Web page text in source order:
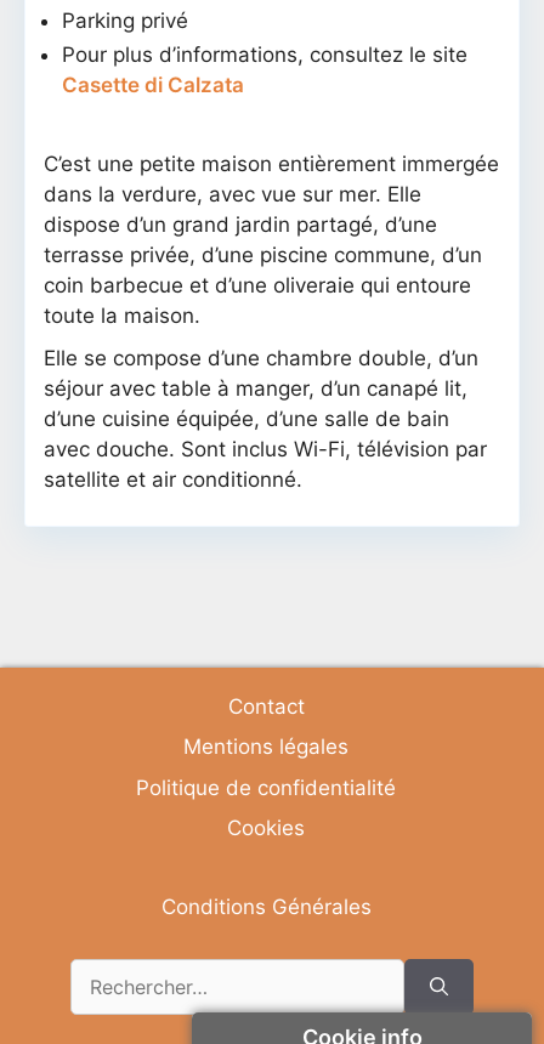
Parking privé
Pour plus d’informations, consultez le site
Casette di Calzata
C’est une petite maison entièrement immergée
dans la verdure, avec vue sur mer. Elle
dispose d’un grand jardin partagé, d’une
terrasse privée, d’une piscine commune, d’un
coin barbecue et d’une oliveraie qui entoure
toute la maison.
Elle se compose d’une chambre double, d’un
séjour avec table à manger, d’un canapé lit,
d’une cuisine équipée, d’une salle de bain
avec douche. Sont inclus Wi-Fi, télévision par
satellite et air conditionné.
Contact
Mentions légales
Politique de confidentialité
Cookies
Conditions Générales
Cookie info